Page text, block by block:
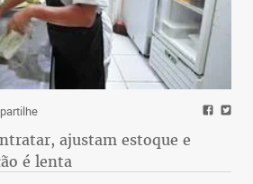
ajustam estoque e
é lenta